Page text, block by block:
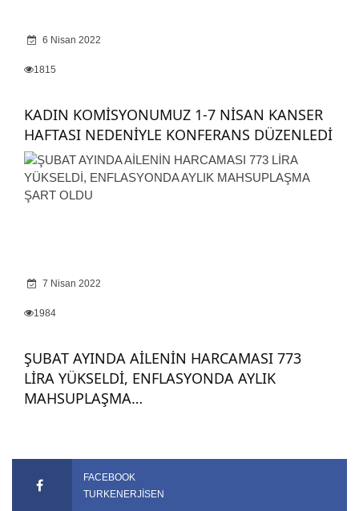
6 Nisan 2022
1815
KADIN KOMİSYONUMUZ 1-7 NİSAN KANSER
HAFTASI NEDENİYLE KONFERANS DÜZENLEDİ
7 Nisan 2022
1984
ŞUBAT AYINDA AİLENİN HARCAMASI 773
LİRA YÜKSELDİ, ENFLASYONDA AYLIK
MAHSUPLAŞMA…
FACEBOOK
TURKENERJISEN